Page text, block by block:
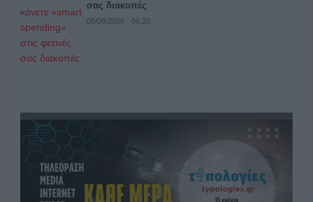
σας διακοπές
08/08/2026 - 06:20